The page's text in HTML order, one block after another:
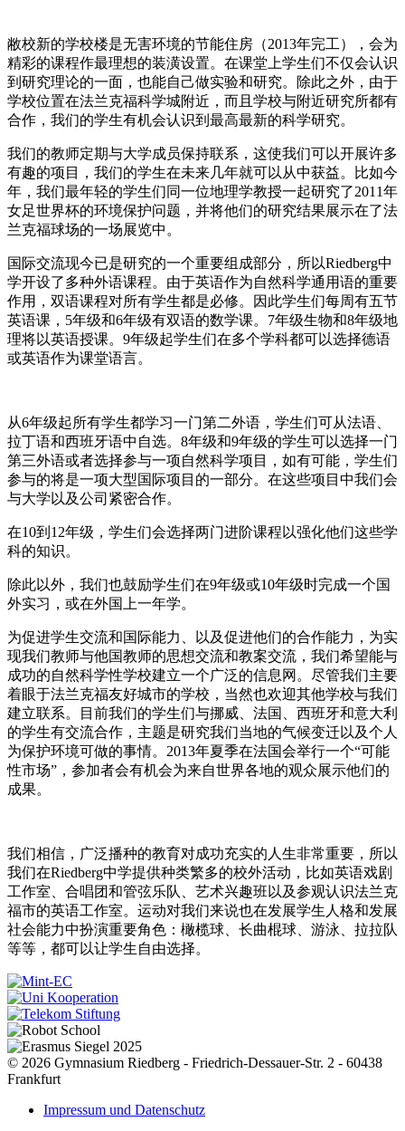
敝校新的学校楼是无害环境的节能住房（2013年完工），会为
精彩的课程作最理想的装潢设置。在课堂上学生们不仅会认识
到研究理论的一面，也能自己做实验和研究。除此之外，由于
学校位置在法兰克福科学城附近，而且学校与附近研究所都有
合作，我们的学生有机会认识到最高最新的科学研究。
我们的教师定期与大学成员保持联系，这使我们可以开展许多
有趣的项目，我们的学生在未来几年就可以从中获益。比如今
年，我们最年轻的学生们同一位地理学教授一起研究了2011年
女足世界杯的环境保护问题，并将他们的研究结果展示在了法
兰克福球场的一场展览中。
国际交流现今已是研究的一个重要组成部分，所以Riedberg中
学开设了多种外语课程。由于英语作为自然科学通用语的重要
作用，双语课程对所有学生都是必修。因此学生们每周有五节
英语课，5年级和6年级有双语的数学课。7年级生物和8年级地
理将以英语授课。9年级起学生们在多个学科都可以选择德语
或英语作为课堂语言。
从6年级起所有学生都学习一门第二外语，学生们可从法语、
拉丁语和西班牙语中自选。8年级和9年级的学生可以选择一门
第三外语或者选择参与一项自然科学项目，如有可能，学生们
参与的将是一项大型国际项目的一部分。在这些项目中我们会
与大学以及公司紧密合作。
在10到12年级，学生们会选择两门进阶课程以强化他们这些学
科的知识。
除此以外，我们也鼓励学生们在9年级或10年级时完成一个国
外实习，或在外国上一年学。
为促进学生交流和国际能力、以及促进他们的合作能力，为实
现我们教师与他国教师的思想交流和教案交流，我们希望能与
成功的自然科学性学校建立一个广泛的信息网。尽管我们主要
着眼于法兰克福友好城市的学校，当然也欢迎其他学校与我们
建立联系。目前我们的学生们与挪威、法国、西班牙和意大利
的学生有交流合作，主题是研究我们当地的气候变迁以及个人
为保护环境可做的事情。2013年夏季在法国会举行一个“可能
性市场”，参加者会有机会为来自世界各地的观众展示他们的
成果。
我们相信，广泛播种的教育对成功充实的人生非常重要，所以
我们在Riedberg中学提供种类繁多的校外活动，比如英语戏剧
工作室、合唱团和管弦乐队、艺术兴趣班以及参观认识法兰克
福市的英语工作室。运动对我们来说也在发展学生人格和发展
社会能力中扮演重要角色：橄榄球、长曲棍球、游泳、拉拉队
等等，都可以让学生自由选择。
© 2026 Gymnasium Riedberg - Friedrich-Dessauer-Str. 2 - 60438
Frankfurt
Impressum und Datenschutz